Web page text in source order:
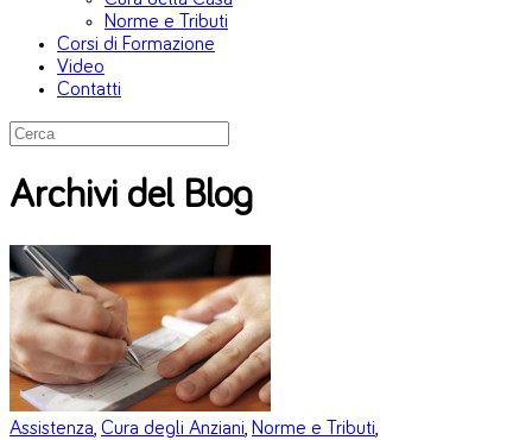
Norme e Tributi
Corsi di Formazione
Video
Contatti
Archivi del Blog
Assistenza, Cura degli Anziani, Norme e Tributi,